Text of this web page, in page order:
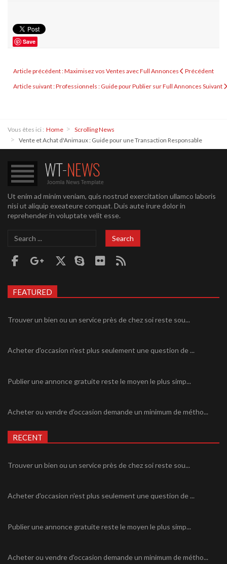
Save
Article précédent : Maximisez vos Ventes avec Full Annonces
Précédent
Article suivant : Professionnels : Guide pour Publier sur Full Annonces Suivant
Vous êtes ici : Home
Scrolling News
Vente et Achat d'Animaux : Guide pour une Transaction Responsable
Ut enim ad minim veniam, quis nostrud exercitation ullamco laboris
nisi ut aliquip exeateure conquat. Duis aute irure dolor in
reprehender in voluptate velit esse.
Search
Search
FEATURED
Trouver un bien ou un service près de chez soi reste sou...
Acheter d'occasion n'est plus seulement une question de ...
Publier une annonce gratuite reste le moyen le plus simp...
Acheter ou vendre d'occasion demande un minimum de métho...
RECENT
Trouver un bien ou un service près de chez soi reste sou...
Acheter d'occasion n'est plus seulement une question de ...
Publier une annonce gratuite reste le moyen le plus simp...
Acheter ou vendre d'occasion demande un minimum de métho...